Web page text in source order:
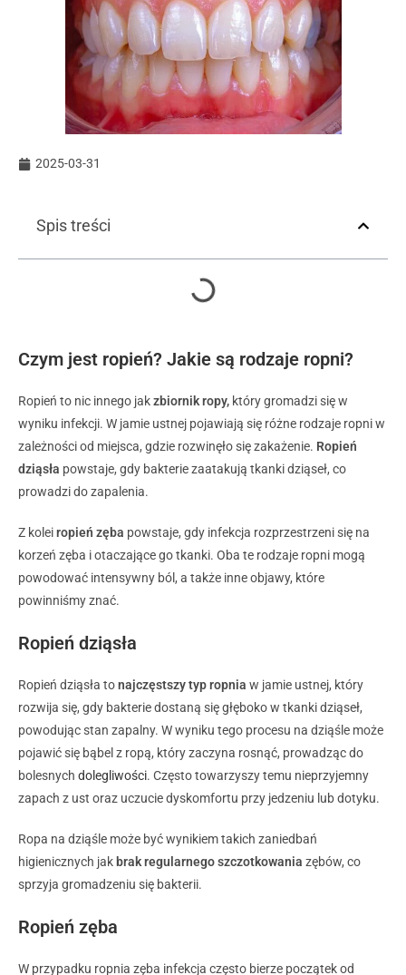
2025-03-31
Spis treści
Czym jest ropień? Jakie są rodzaje ropni?
Ropień to nic innego jakzbiornik ropy, który gromadzi się w
wyniku infekcji. W jamie ustnej pojawiają się różne rodzaje ropni w
zależności od miejsca, gdzie rozwinęło się zakażenie. Ropień
dziąsła powstaje, gdy bakterie zaatakują tkanki dziąseł, co
prowadzi do zapalenia.
Z koleiropień zęba powstaje, gdy infekcja rozprzestrzeni się na
korzeń zęba i otaczające go tkanki. Oba te rodzaje ropni mogą
powodować intensywny ból, a także inne objawy, które
powinniśmy znać.
Ropień dziąsła
Ropień dziąsła tonajczęstszy typ ropnia w jamie ustnej, który
rozwija się, gdy bakterie dostaną się głęboko w tkanki dziąseł,
powodując stan zapalny. W wyniku tego procesu na dziąśle może
pojawić się bąbel z ropą, który zaczyna rosnąć, prowadząc do
bolesnych dolegliwości. Często towarzyszy temu nieprzyjemny
zapach z ust oraz uczucie dyskomfortu przy jedzeniu lub dotyku.
Ropa na dziąśle może być wynikiem takich zaniedbań
higienicznych jak brak regularnego szczotkowania zębów, co
sprzyja gromadzeniu się bakterii.
Ropień zęba
W przypadku ropnia zęba infekcja często bierze początek od